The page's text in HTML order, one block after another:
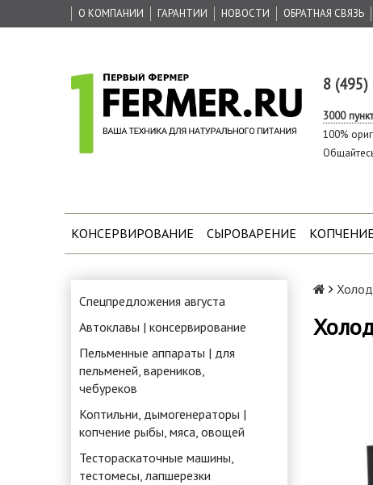
О КОМПАНИИ ГАРАНТИИ НОВОСТИ ОБРАТНАЯ СВЯЗЬ
8
3000
100%
КОНСЕРВИРОВАНИЕ СЫРОВАРЕНИЕ КОПЧЕНИЕ
Спецпредложения августа
Автоклавы | консервирование
Пельменные аппараты | для
пельменей, вареников,
чебуреков
Коптильни, дымогенераторы |
копчение рыбы, мяса, овощей
Тестораскаточные машины,
тестомесы, лапшерезки